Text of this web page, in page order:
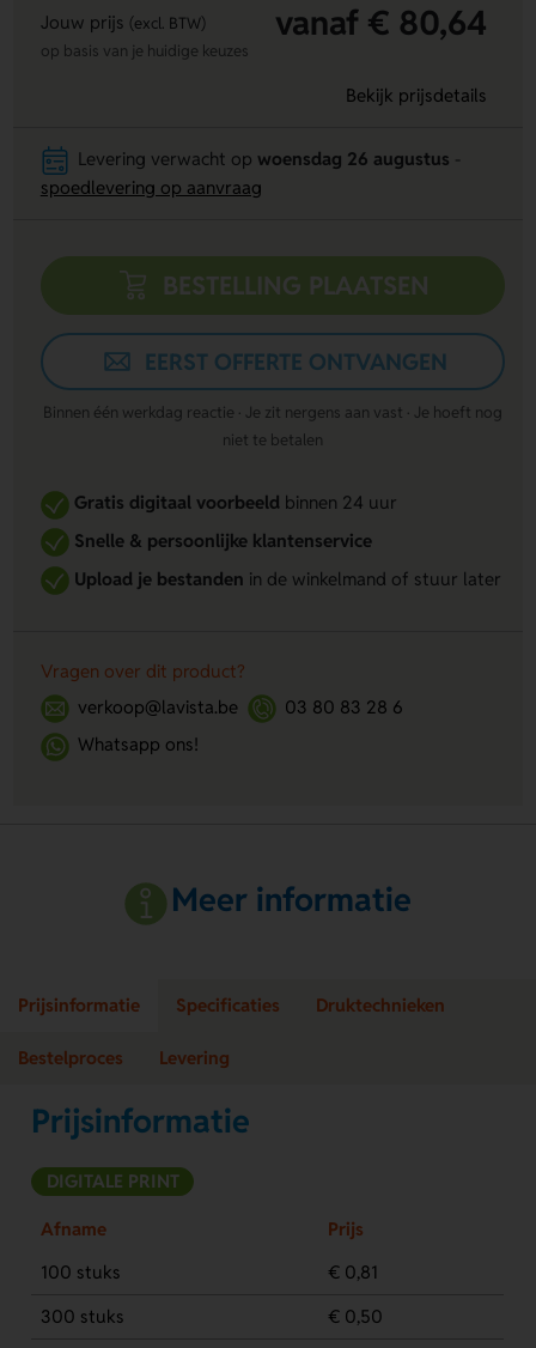
Jouw prijs (excl. BTW) vanaf € 80,64
op basis van je huidige keuzes
Bekijk prijsdetails
Levering verwacht op woensdag 26 augustus
spoedlevering op aanvraag
BESTELLING PLAATSEN
EERST OFFERTE ONTVANGEN
Binnen één werkdag reactie · Je zit nergens aan vast · Je hoeft nog
niet te betalen
Gratis digitaal voorbeeld binnen 24 uur
Snelle & persoonlijke klantenservice
Upload je bestanden in de winkelmand of stuur later
Vragen over dit product?
verkoop@lavista.be
03 80 83 28 6
Whatsapp ons!
Meer informatie
Prijsinformatie Specificaties Druktechnieken
Bestelproces Levering
Prijsinformatie
DIGITALE PRINT
Afname
Prijs
100 stuks
€ 0,81
300 stuks
€ 0,50